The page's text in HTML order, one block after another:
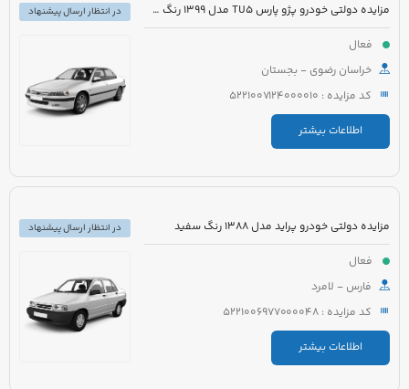
مزایده دولتی خودرو پژو پارس TU5 مدل 1399 رنگ سفید
فعال
خراسان رضوی - بجستان
کد مزایده : 5221007124000010
اطلاعات بیشتر
در انتظار ارسال پیشنهاد
مزایده دولتی خودرو پراید مدل 1388 رنگ سفید
فعال
فارس - لامرد
کد مزایده : 5221006977000048
اطلاعات بیشتر
در انتظار ارسال پیشنهاد